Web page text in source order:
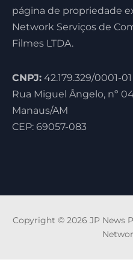
página de propriedade
Network Serviços de
Filmes LTDA.
CNPJ: 42.179.329/0001-01
Rua Miguel Ângelo, nº
Manaus/AM
CEP: 69057-083
Copyright © 2026 JP News